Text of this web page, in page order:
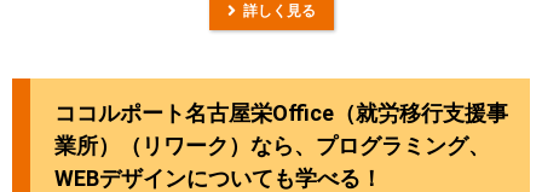
詳しく見る
ココルポート名古屋栄Office（就労移行支援事
業所）（リワーク）なら、プログラミング、
WEBデザインについても学べる！